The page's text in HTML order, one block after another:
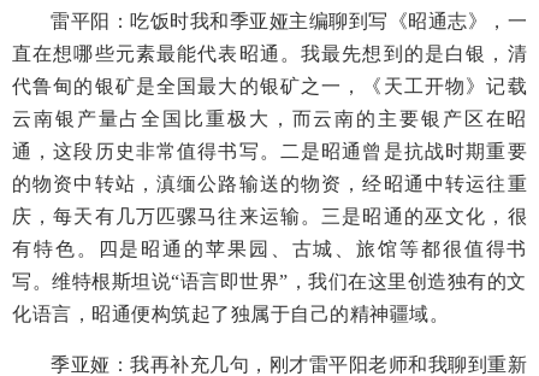
雷平阳：吃饭时我和季亚娅主编聊到写《昭通志》，一
直在想哪些元素最能代表昭通。我最先想到的是白银，清
代鲁甸的银矿是全国最大的银矿之一，《天工开物》记载
云南银产量占全国比重极大，而云南的主要银产区在昭
通，这段历史非常值得书写。二是昭通曾是抗战时期重要
的物资中转站，滇缅公路输送的物资，经昭通中转运往重
庆，每天有几万匹骡马往来运输。三是昭通的巫文化，很
有特色。四是昭通的苹果园、古城、旅馆等都很值得书
写。维特根斯坦说“语言即世界”，我们在这里创造独有的文
化语言，昭通便构筑起了独属于自己的精神疆域。
季亚娅：我再补充几句，刚才雷平阳老师和我聊到重新